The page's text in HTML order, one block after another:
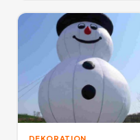
DEKORATION